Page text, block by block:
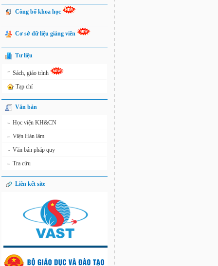
Công bố khoa học
Cơ sở dữ liệu giảng viên
Tư liệu
» Sách, giáo trình
Tạp chí
Văn bản
» Học viện KH&CN
» Viện Hàn lâm
» Văn bản pháp quy
» Tra cứu
Liên kết site